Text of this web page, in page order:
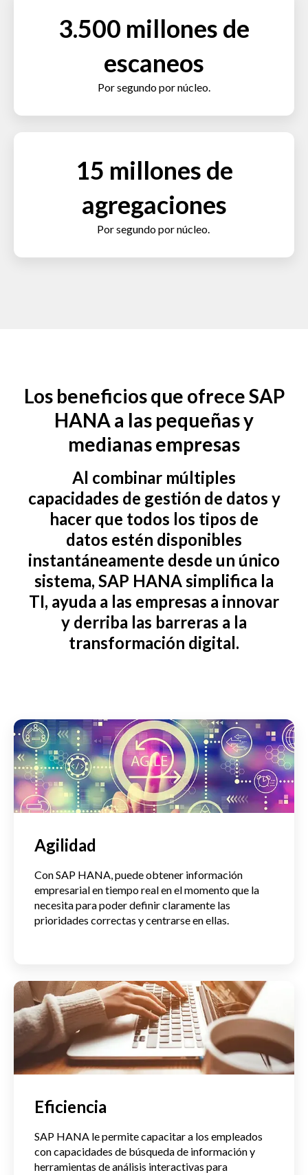
3.500 millones de
escaneos
Por segundo por núcleo.
15 millones de
agregaciones
Por segundo por núcleo.
Los beneficios que ofrece SAP
HANA a las pequeñas y
medianas empresas
Al combinar múltiples
capacidades de gestión de datos y
hacer que todos los tipos de
datos estén disponibles
instantáneamente desde un único
sistema, SAP HANA simplifica la
TI, ayuda a las empresas a innovar
y derriba las barreras a la
transformación digital.
Agilidad
Con SAP HANA, puede obtener información
empresarial en tiempo real en el momento que la
necesita para poder definir claramente las
prioridades correctas y centrarse en ellas.
Eficiencia
SAP HANA le permite capacitar a los empleados
con capacidades de búsqueda de información y
herramientas de análisis interactivas para